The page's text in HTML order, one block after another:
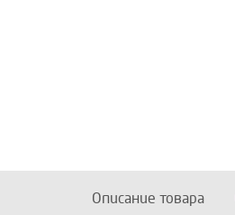
Описание товара